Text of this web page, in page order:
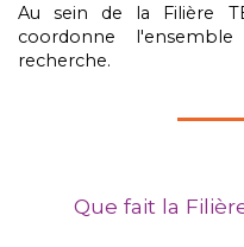
Au sein de la Filière
coordonne
recherche.
Que fait la